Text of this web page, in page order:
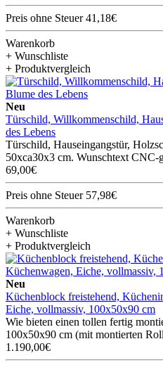
Preis ohne Steuer 41,18€
Warenkorb
+ Wunschliste
+ Produktvergleich
Neu
Türschild, Willkommenschild,
des Lebens
Türschild, Hauseingangstür,
50xca30x3 cm. Wunschtext CNC-
69,00€
Preis ohne Steuer 57,98€
Warenkorb
+ Wunschliste
+ Produktvergleich
Neu
Küchenblock freistehend,
Eiche, vollmassiv, 100x50x90 cm
Wie bieten einen tollen fertig
100x50x90 cm (mit montierten
1.190,00€